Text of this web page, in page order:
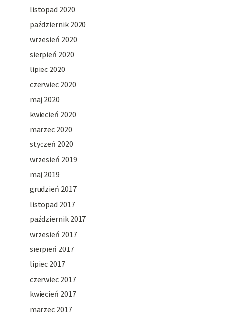
listopad 2020
październik 2020
wrzesień 2020
sierpień 2020
lipiec 2020
czerwiec 2020
maj 2020
kwiecień 2020
marzec 2020
styczeń 2020
wrzesień 2019
maj 2019
grudzień 2017
listopad 2017
październik 2017
wrzesień 2017
sierpień 2017
lipiec 2017
czerwiec 2017
kwiecień 2017
marzec 2017